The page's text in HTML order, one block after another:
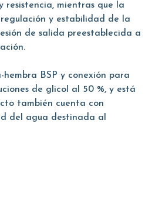
mientras que la
y estabilidad de la
de salida preestablecida a
BSP y conexión para
de glicol al 50 %, y está
también cuenta con
del agua destinada al